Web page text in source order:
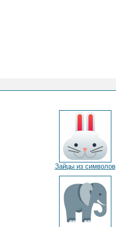
Зайцы из символов